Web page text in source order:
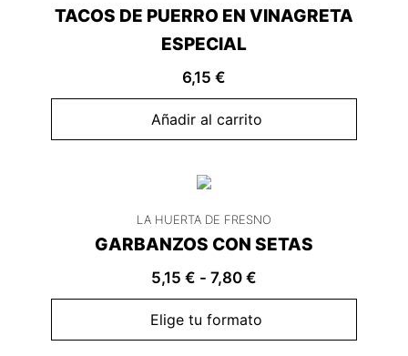
TACOS DE PUERRO EN VINAGRETA
ESPECIAL
6,15 €
Añadir al carrito
LA HUERTA DE FRESNO
GARBANZOS CON SETAS
5,15 € - 7,80 €
Elige tu formato